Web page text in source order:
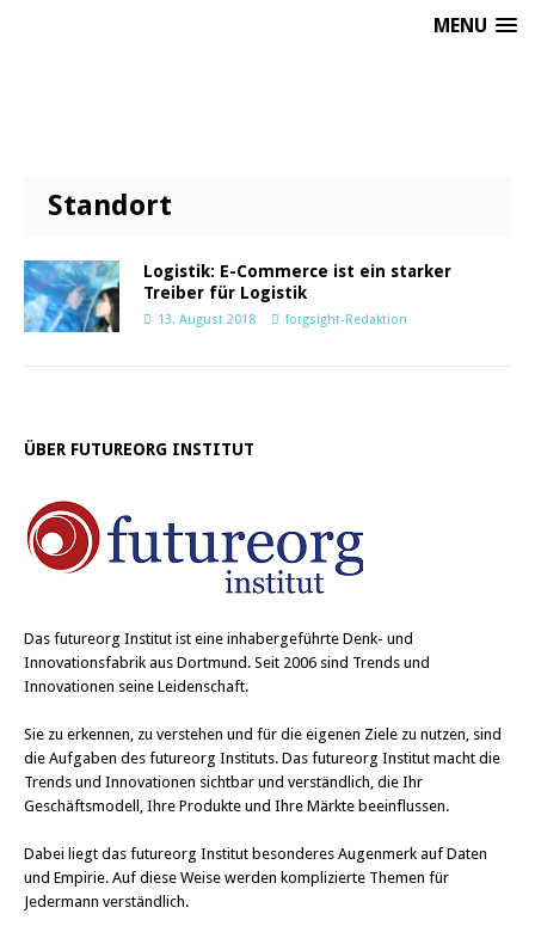
MENU
Standort
Logistik: E-Commerce ist ein starker
Treiber für Logistik
13. August 2018 forgsight-Redaktion
ÜBER FUTUREORG INSTITUT
Das futureorg Institut ist eine inhabergeführte Denk- und
Innovationsfabrik aus Dortmund. Seit 2006 sind Trends und
Innovationen seine Leidenschaft.
Sie zu erkennen, zu verstehen und für die eigenen Ziele zu nutzen, sind
die Aufgaben des futureorg Instituts. Das futureorg Institut macht die
Trends und Innovationen sichtbar und verständlich, die Ihr
Geschäftsmodell, Ihre Produkte und Ihre Märkte beeinflussen.
Dabei liegt das futureorg Institut besonderes Augenmerk auf Daten
und Empirie. Auf diese Weise werden komplizierte Themen für
Jedermann verständlich.